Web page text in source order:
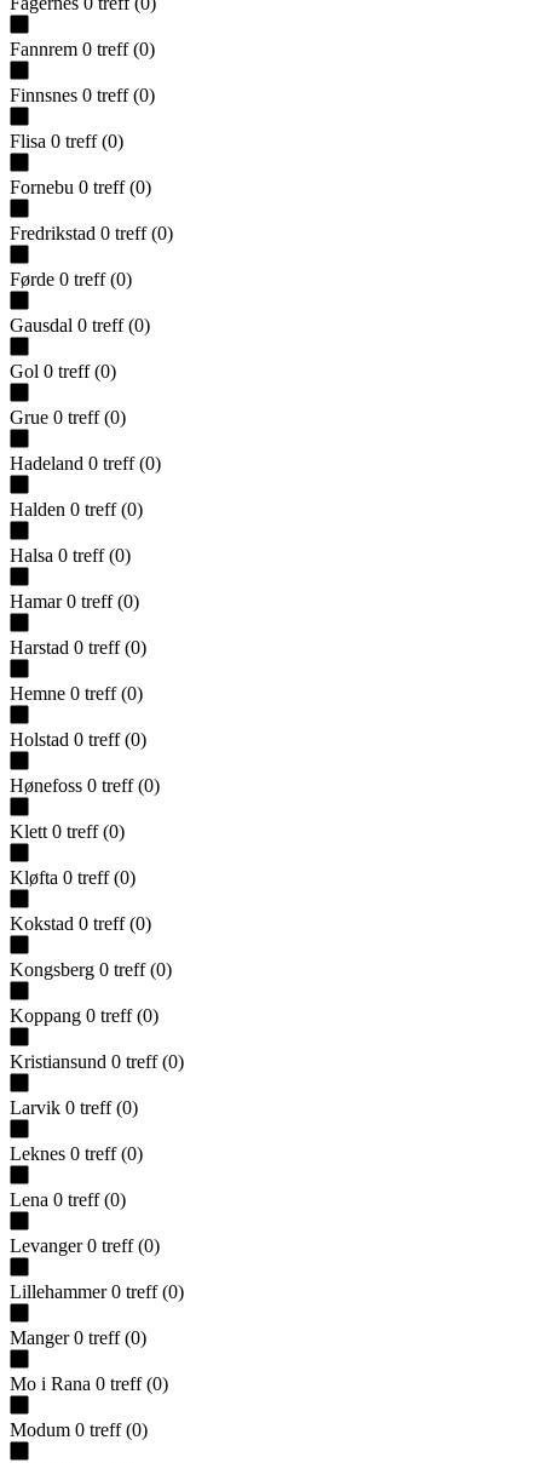
Fannrem 0 treff (0)
Finnsnes 0 treff (0)
Flisa 0 treff (0)
Fornebu 0 treff (0)
Fredrikstad 0 treff (0)
Førde 0 treff (0)
Gausdal 0 treff (0)
Gol 0 treff (0)
Grue 0 treff (0)
Hadeland 0 treff (0)
Halden 0 treff (0)
Halsa 0 treff (0)
Hamar 0 treff (0)
Harstad 0 treff (0)
Hemne 0 treff (0)
Holstad 0 treff (0)
Hønefoss 0 treff (0)
Klett 0 treff (0)
Kløfta 0 treff (0)
Kokstad 0 treff (0)
Kongsberg 0 treff (0)
Koppang 0 treff (0)
Kristiansund 0 treff (0)
Larvik 0 treff (0)
Leknes 0 treff (0)
Lena 0 treff (0)
Levanger 0 treff (0)
Lillehammer 0 treff (0)
Manger 0 treff (0)
Mo i Rana 0 treff (0)
Modum 0 treff (0)